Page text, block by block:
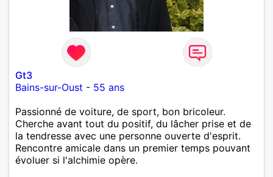
Gt3
Bains-sur-Oust - 55 ans
Passionné de voiture, de sport, bon bricoleur.
Cherche avant tout du positif, du lâcher prise et de
la tendresse avec une personne ouverte d'esprit.
Rencontre amicale dans un premier temps pouvant
évoluer si l'alchimie opère.